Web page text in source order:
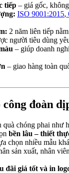
tiếp – giá gốc,
ISO 9001:2015,
2 năm liên tiếp
người tiêu dùng
– giúp doanh
– giao hàng toàn
đoàn
quà chóng phai như
bền lâu – thiết
chọn nhiều mẫu
sản xuất, nhân
đãi giá tốt và in